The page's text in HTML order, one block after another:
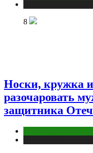
8
Носки, кружка
разочаровать
защитника